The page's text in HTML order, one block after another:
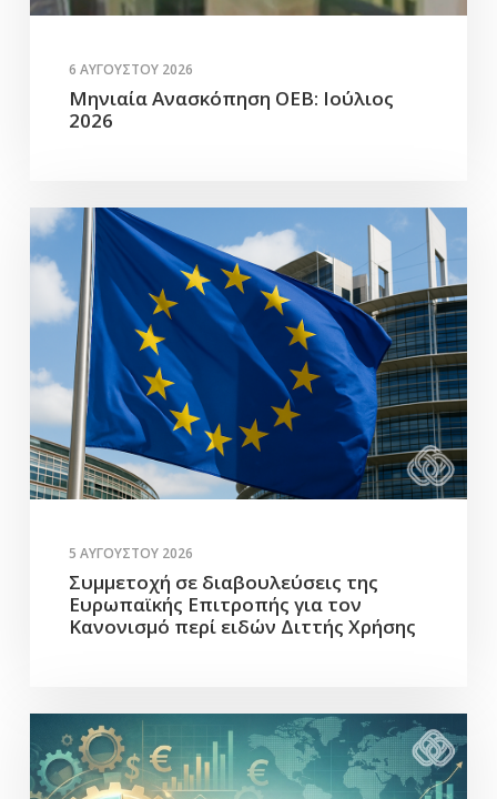
6 ΑΥΓΟΎΣΤΟΥ 2026
Μηνιαία Ανασκόπηση ΟΕΒ: Ιούλιος
2026
5 ΑΥΓΟΎΣΤΟΥ 2026
Συμμετοχή σε διαβουλεύσεις της
Ευρωπαϊκής Επιτροπής για τον
Κανονισμό περί ειδών Διττής Χρήσης